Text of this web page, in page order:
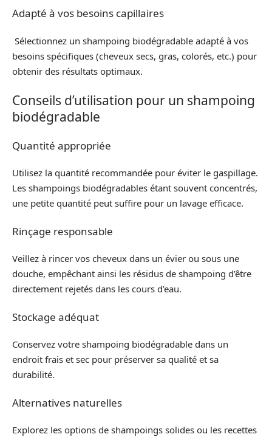
Adapté à vos besoins capillaires
Sélectionnez un shampoing biodégradable adapté à vos
besoins spécifiques (cheveux secs, gras, colorés, etc.) pour
obtenir des résultats optimaux.
Conseils d’utilisation pour un shampoing
biodégradable
Quantité appropriée
Utilisez la quantité recommandée pour éviter le gaspillage.
Les shampoings biodégradables étant souvent concentrés,
une petite quantité peut suffire pour un lavage efficace.
Rinçage responsable
Veillez à rincer vos cheveux dans un évier ou sous une
douche, empêchant ainsi les résidus de shampoing d’être
directement rejetés dans les cours d’eau.
Stockage adéquat
Conservez votre shampoing biodégradable dans un
endroit frais et sec pour préserver sa qualité et sa
durabilité.
Alternatives naturelles
Explorez les options de shampoings solides ou les recettes